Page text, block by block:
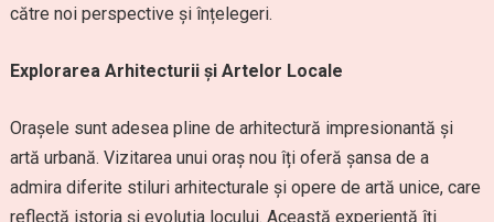
către noi perspective și înțelegeri.
Explorarea Arhitecturii și Artelor Locale
Orașele sunt adesea pline de arhitectură impresionantă și
artă urbană. Vizitarea unui oraș nou îți oferă șansa de a
admira diferite stiluri arhitecturale și opere de artă unice, care
reflectă istoria și evoluția locului. Această experiență îți